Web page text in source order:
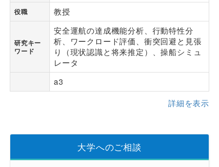
役職 教授
研究キー
ワード
安全運航の達成機能分析、行動特性分
析、ワークロード評価、衝突回避と見張
り（現状認識と将来推定）、操船シミュ
レータ
a3
詳細を表示
大学へのご相談